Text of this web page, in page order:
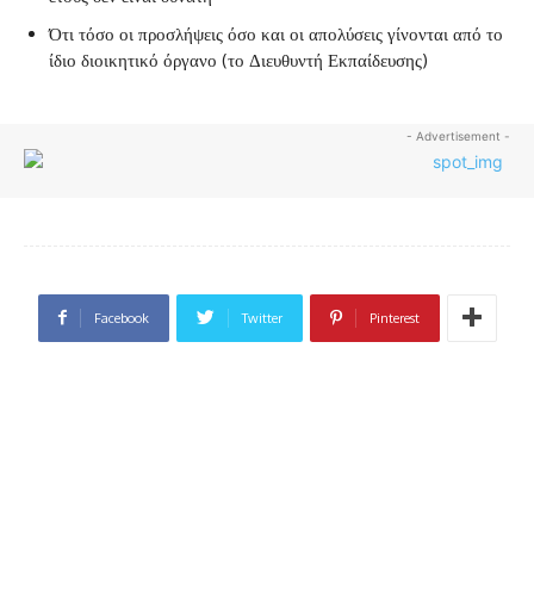
Ότι τόσο οι προσλήψεις όσο και οι απολύσεις γίνονται από το
ίδιο διοικητικό όργανο (το Διευθυντή Εκπαίδευσης)
- Advertisement -
Facebook Twitter Pinterest